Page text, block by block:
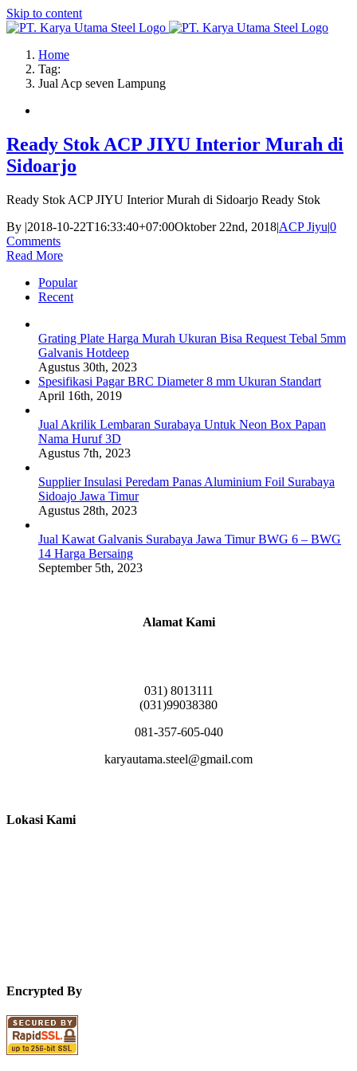
Skip to content
Home
Tag:
Jual Acp seven Lampung
Ready Stok ACP JIYU Interior Murah di
Sidoarjo
Ready Stok ACP JIYU Interior Murah di Sidoarjo Ready Stok
By |2018-10-22T16:33:40+07:00Oktober 22nd, 2018|ACP Jiyu|0
Comments
Read More
Popular
Recent
Grating Plate Harga Murah Ukuran Bisa Request Tebal 5mm
Galvanis Hotdeep
Agustus 30th, 2023
Spesifikasi Pagar BRC Diameter 8 mm Ukuran Standart
April 16th, 2019
Jual Akrilik Lembaran Surabaya Untuk Neon Box Papan
Nama Huruf 3D
Agustus 7th, 2023
Supplier Insulasi Peredam Panas Aluminium Foil Surabaya
Sidoajo Jawa Timur
Agustus 28th, 2023
Jual Kawat Galvanis Surabaya Jawa Timur BWG 6 – BWG
14 Harga Bersaing
September 5th, 2023
Alamat Kami
031) 8013111
(031)99038380
081-357-605-040
karyautama.steel@gmail.com
Lokasi Kami
Encrypted By